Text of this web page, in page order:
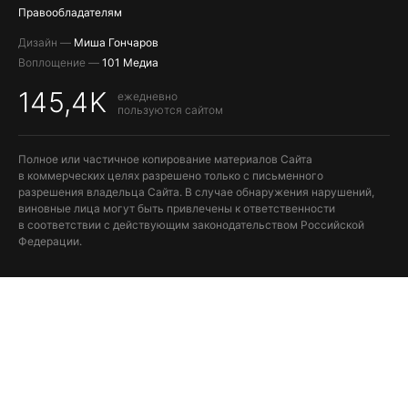
Правообладателям
Дизайн — Миша Гончаров
Воплощение — 101 Медиа
145,4K
ежедневно
пользуются сайтом
Полное или частичное копирование материалов Сайта
в коммерческих целях разрешено только с письменного
разрешения владельца Сайта. В случае обнаружения нарушений,
виновные лица могут быть привлечены к ответственности
в соответствии с действующим законодательством Российской
Федерации.